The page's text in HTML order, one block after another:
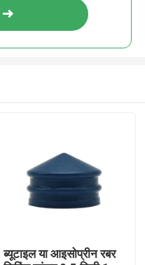
ब्यूटाइल या आइसोप्रीन रबर